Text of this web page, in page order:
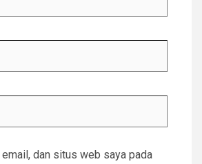
email, dan situs web saya pada